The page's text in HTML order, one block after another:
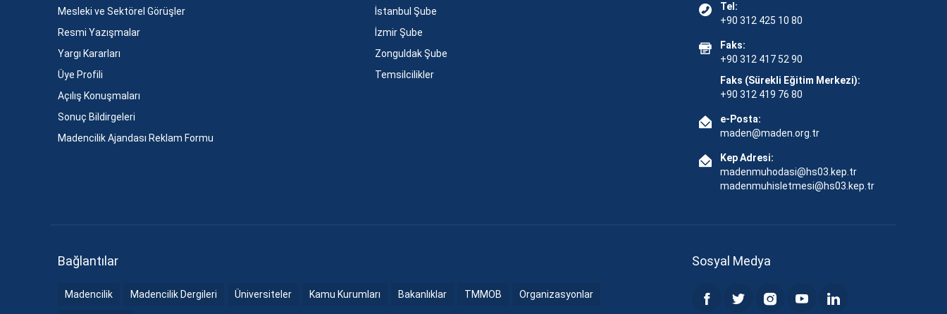
Mesleki ve Sektörel Görüşler
Resmi Yazışmalar
Yargı Kararları
Üye Profili
Açılış Konuşmaları
Sonuç Bildirgeleri
Madencilik Ajandası Reklam Formu
İstanbul Şube
İzmir Şube
Zonguldak Şube
Temsilcilikler
Tel:
+90 312 425 10 80
Faks:
+90 312 417 52 90
Faks (Sürekli Eğitim Merkezi):
+90 312 419 76 80
e-Posta:
maden@maden.org.tr
Kep Adresi:
madenmuhodasi@hs03.kep.tr
madenmuhisletmesi@hs03.kep.tr
Bağlantılar
Madencilik Madencilik Dergileri Üniversiteler Kamu Kurumları Bakanlıklar TMMOB Organizasyonlar
Sosyal Medya